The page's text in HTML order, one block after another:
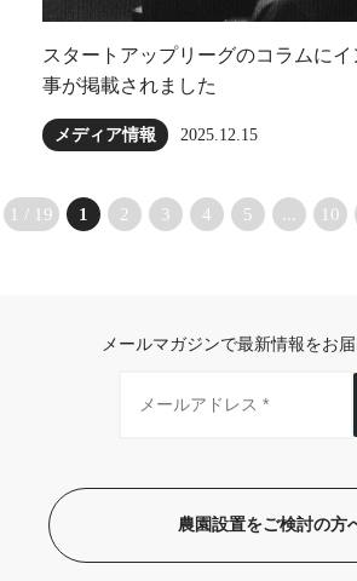
スタートアップリーグのコラムに
事が掲載されました
メディア情報 2025.12.15
1 / 19 1 2 3 4 5 ... 10
メールマガジンで最新情報をお届
農園設置をご検討の方